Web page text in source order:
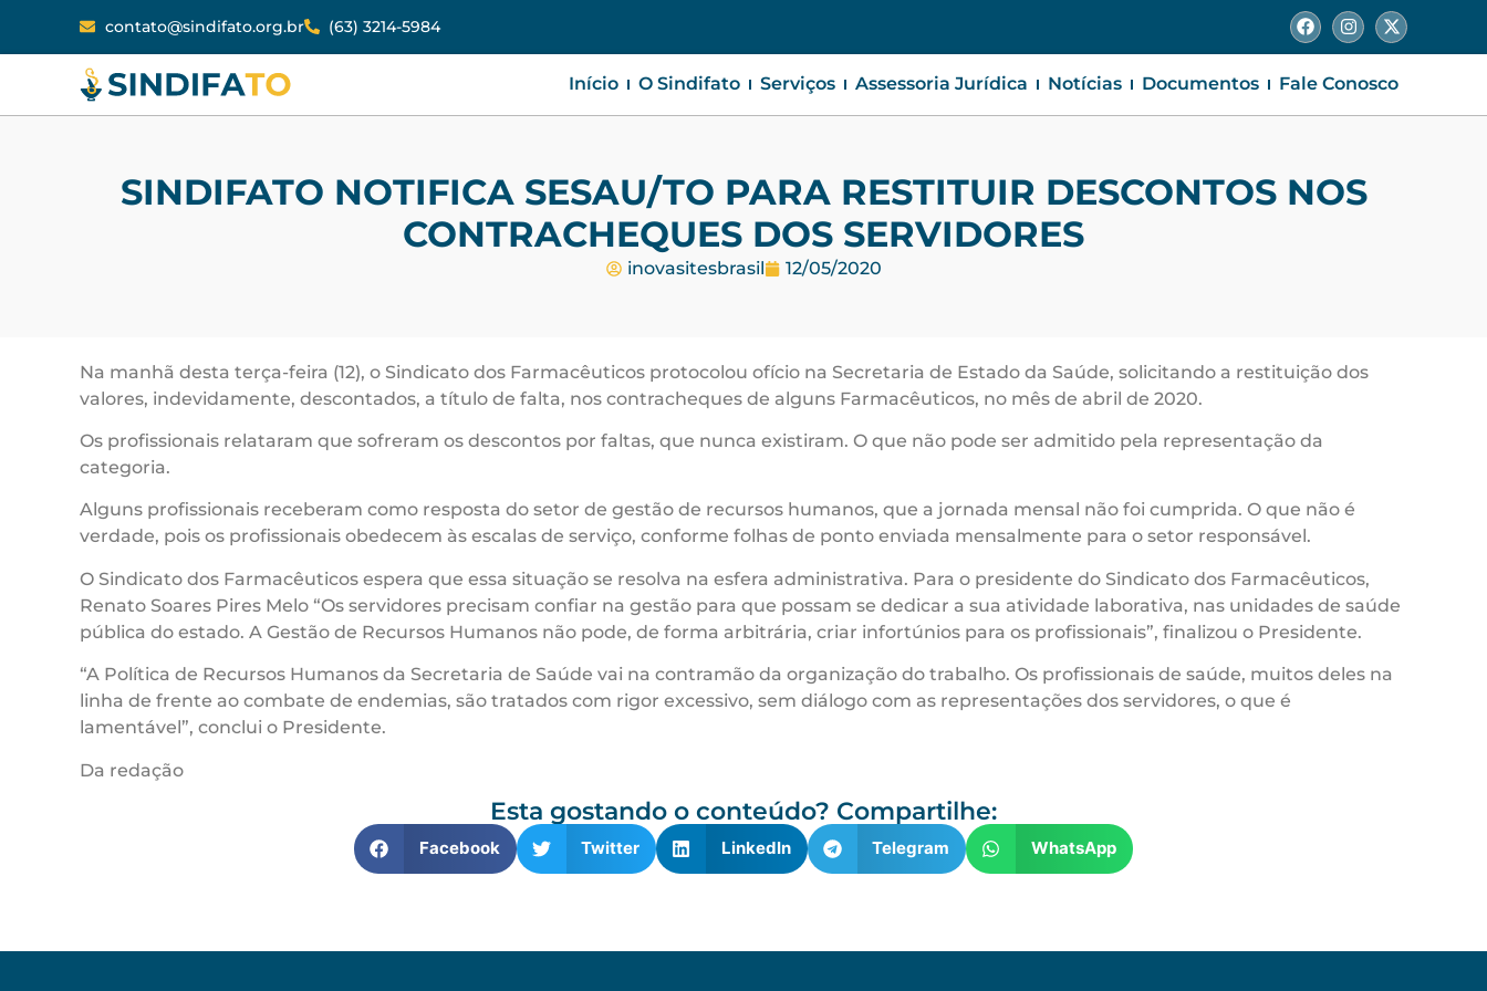
contato@sindifato.org.br (63) 3214-5984
Início O Sindifato Serviços Assessoria Jurídica Notícias Documentos Fale Conosco
SINDIFATO NOTIFICA SESAU/TO PARA RESTITUIR DESCONTOS NOS
CONTRACHEQUES DOS SERVIDORES
inovasitesbrasil 12/05/2020
Na manhã desta terça-feira (12), o Sindicato dos Farmacêuticos protocolou ofício na Secretaria de Estado da Saúde, solicitando a restituição dos
valores, indevidamente, descontados, a título de falta, nos contracheques de alguns Farmacêuticos, no mês de abril de 2020.
Os profissionais relataram que sofreram os descontos por faltas, que nunca existiram. O que não pode ser admitido pela representação da
categoria.
Alguns profissionais receberam como resposta do setor de gestão de recursos humanos, que a jornada mensal não foi cumprida. O que não é
verdade, pois os profissionais obedecem às escalas de serviço, conforme folhas de ponto enviada mensalmente para o setor responsável.
O Sindicato dos Farmacêuticos espera que essa situação se resolva na esfera administrativa. Para o presidente do Sindicato dos Farmacêuticos,
Renato Soares Pires Melo “Os servidores precisam confiar na gestão para que possam se dedicar a sua atividade laborativa, nas unidades de saúde
pública do estado. A Gestão de Recursos Humanos não pode, de forma arbitrária, criar infortúnios para os profissionais”, finalizou o Presidente.
“A Política de Recursos Humanos da Secretaria de Saúde vai na contramão da organização do trabalho. Os profissionais de saúde, muitos deles na
linha de frente ao combate de endemias, são tratados com rigor excessivo, sem diálogo com as representações dos servidores, o que é
lamentável”, conclui o Presidente.
Da redação
Esta gostando o conteúdo? Compartilhe:
Facebook Twitter LinkedIn Telegram WhatsApp